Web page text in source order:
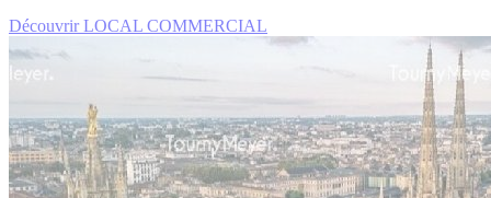
Découvrir LOCAL COMMERCIAL